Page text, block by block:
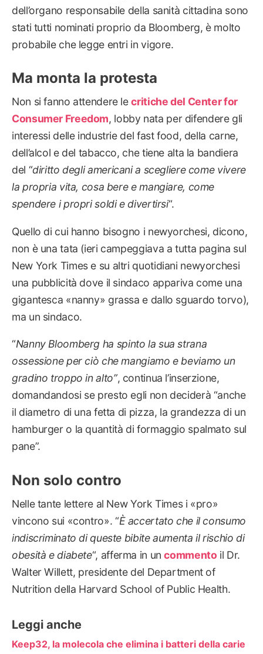
dell’organo responsabile della sanità cittadina sono
stati tutti nominati proprio da Bloomberg, è molto
probabile che legge entri in vigore.
Ma monta la protesta
Non si fanno attendere lecritiche del Center for
Consumer Freedom, lobby nata per difendere gli
interessi delle industrie del fast food, della carne,
dell’alcol e del tabacco, che tiene alta la bandiera
del “diritto degli americani a scegliere come vivere
la propria vita, cosa bere e mangiare, come
spendere i propri soldi e divertirsi“.
Quello di cui hanno bisogno i newyorchesi, dicono,
non è una tata (ieri campeggiava a tutta pagina sul
New York Times e su altri quotidiani newyorchesi
una pubblicità dove il sindaco appariva come una
gigantesca «nanny» grassa e dallo sguardo torvo),
ma un sindaco.
“Nanny Bloomberg ha spinto la sua strana
ossessione per ciò che mangiamo e beviamo un
gradino troppo in alto”, continua l’inserzione,
domandandosi se presto egli non deciderà “anche
il diametro di una fetta di pizza, la grandezza di un
hamburger o la quantità di formaggio spalmato sul
pane”.
Non solo contro
Nelle tante lettere al New York Times i «pro»
vincono sui «contro». “È accertato che il consumo
indiscriminato di queste bibite aumenta il rischio di
obesità e diabete“, afferma in uncommento il Dr.
Walter Willett, presidente del Department of
Nutrition della Harvard School of Public Health.
Leggi anche
Keep32, la molecola che elimina i batteri della carie